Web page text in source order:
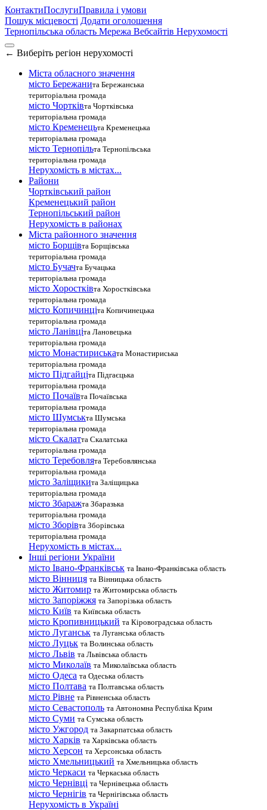
КонтактиПослугиПравила і умови
Пошук місцевості Додати оголошення
Тернопільська область Мережа Вебсайтів Нерухомості
← Виберіть регіон нерухомості
Міста обласного значення
місто Бережанита Бережанська
територіальна громада
місто Чортківта Чортківська
територіальна громада
місто Кременецьта Кременецька
територіальна громада
місто Тернопільта Тернопільська
територіальна громада
Нерухомість в містах...
Райони
Чортківський район
Кременецький район
Тернопільський район
Нерухомість в районах
Міста районного значення
місто Борщівта Борщівська
територіальна громада
місто Бучачта Бучацька
територіальна громада
місто Хоростківта Хоростківська
територіальна громада
місто Копичинціта Копичинецька
територіальна громада
місто Ланівціта Лановецька
територіальна громада
місто Монастириськата Монастириська
територіальна громада
місто Підгайціта Підгаєцька
територіальна громада
місто Почаївта Почаївська
територіальна громада
місто Шумськта Шумська
територіальна громада
місто Скалатта Скалатська
територіальна громада
місто Теребовлята Теребовлянська
територіальна громада
місто Залiщикита Заліщицька
територіальна громада
місто Збаражта Збаразька
територіальна громада
місто Зборівта Зборівська
територіальна громада
Нерухомість в містах...
Інші регіони України
місто Івано-Франківськ та Івано-Франківська область
місто Вінниця та Вінницька область
місто Житомир та Житомирська область
місто Запоріжжя та Запорізька область
місто Київ та Київська область
місто Кропивницький та Кіровоградська область
місто Луганськ та Луганська область
місто Луцьк та Волинська область
місто Львів та Львівська область
місто Миколаїв та Миколаївська область
місто Одеса та Одеська область
місто Полтава та Полтавська область
місто Рівне та Рівненська область
місто Севастополь та Автономна Республіка Крим
місто Суми та Сумська область
місто Ужгород та Закарпатська область
місто Харків та Харківська область
місто Херсон та Херсонська область
місто Хмельницький та Хмельницька область
місто Черкаси та Черкаська область
місто Чернівці та Чернівецька область
місто Чернігів та Чернігівська область
Нерухомість в Україні